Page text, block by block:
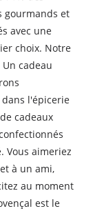
gourmands et
avec une
choix. Notre
cadeau
l'épicerie
cadeaux
Vous aimeriez
à un ami,
au moment
est le